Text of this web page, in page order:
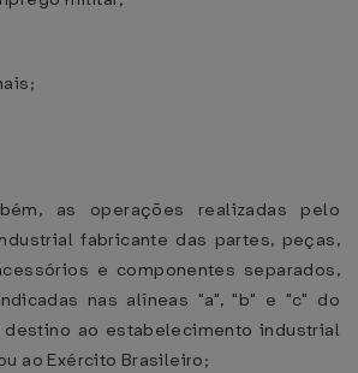
as operações realizadas pelo
fabricante das partes, peças,
e componentes separados,
nas alíneas "a", "b" e "c" do
destino ao estabelecimento industrial
ao Exército Brasileiro;